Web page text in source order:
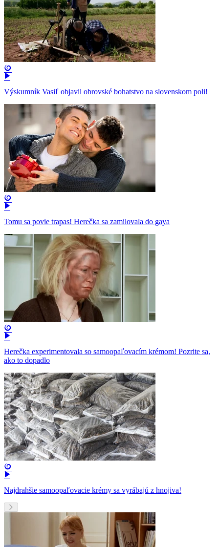
Výskumník Vasiľ objavil obrovské bohatstvo na slovenskom poli!
Tomu sa povie trapas! Herečka sa zamilovala do gaya
Herečka experimentovala so samoopaľovacím krémom! Pozrite sa,
ako to dopadlo
Najdrahšie samoopaľovacie krémy sa vyrábajú z hnojiva!